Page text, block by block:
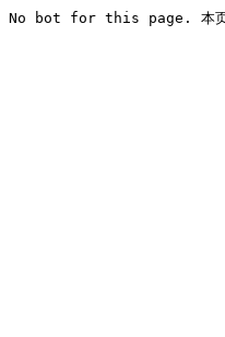
No bot for this page. 本页面不